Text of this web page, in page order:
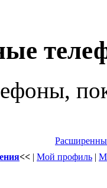
<< | Мой профиль |